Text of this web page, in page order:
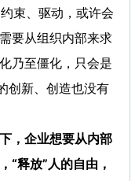
束、驱动，或许会
要从组织内部来求
乃至僵化，只会是
创新、创造也没有
，企业想要从内部
“释放”人的自由，